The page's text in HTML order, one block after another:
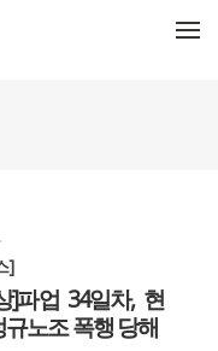
]
]파업 34일차, 현
노조 폭행 당해